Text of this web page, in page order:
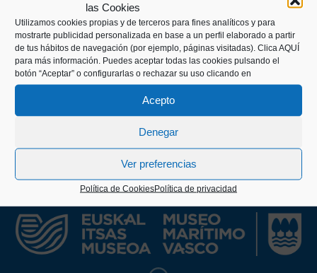
las Cookies
Utilizamos cookies propias y de terceros para fines analíticos y para
mostrarte publicidad personalizada en base a un perfil elaborado a partir
de tus hábitos de navegación (por ejemplo, páginas visitadas). Clica AQUÍ
para más información. Puedes aceptar todas las cookies pulsando el
botón “Aceptar” o configurarlas o rechazar su uso clicando en
Acepto
Denegar
Ver preferencias
Política de CookiesPolítica de privacidad
PROGRAMACIÓN
¡Descubre toda las actividades ligadas a la
exposición!
AGENDA DE ACTIVIDADES
nuestra agenda.